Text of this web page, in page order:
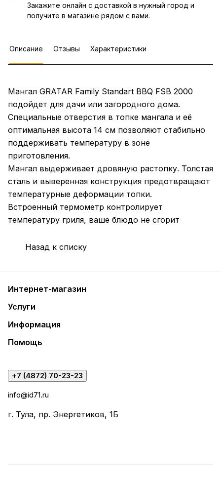
Закажите онлайн с доставкой в нужный город и
получите в магазине рядом с вами.
Описание Отзывы Характеристики
Мангал GRATAR Family Standart BBQ FSB 2000
подойдет для дачи или загородного дома.
Специальные отверстия в топке мангала и её
оптимальная высота 14 см позволяют стабильно
поддерживать температуру в зоне
приготовления.
Мангал выдерживает дровяную растопку. Толстая
сталь и выверенная конструкция предотвращают
температурные деформации топки.
Встроенный термометр контролирует
температуру гриля, ваше блюдо не сгорит
Назад к списку
Интернет-магазин
Услуги
Информация
Помощь
+7 (4872) 70-23-23
info@id71.ru
г. Тула, пр. Энергетиков, 1Б